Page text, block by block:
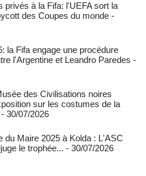
privés à la Fifa: l'UEFA sort la
des Coupes du monde -
la Fifa engage une procédure
l'Argentine et Leandro Paredes -
des Civilisations noires
sur les costumes de la
- 30/07/2026
du Maire 2025 à Kolda : L'ASC
le trophée... - 30/07/2026